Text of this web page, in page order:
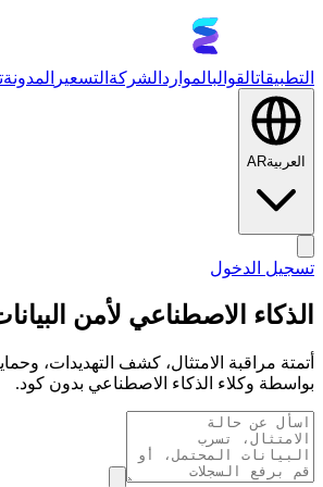
التطبيقاتالقوالبالموارد الشركة التسعير المدونة
العربيةAR
تسجيل الدخول
الذكاء الاصطناعي لأمن
أتمتة مراقبة الامتثال، كشف التهديدات،
بواسطة وكلاء الذكاء الاصطناعي بدون كود.